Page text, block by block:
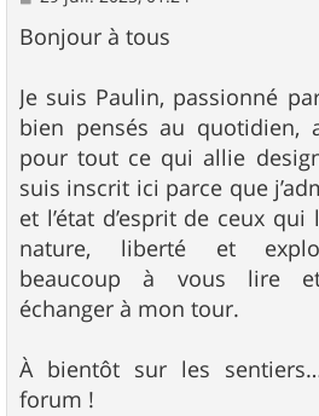
s
s
g
e
Bonjour à tous
Je suis Paulin, passionné
bien pensés au quotidien,
pour tout ce qui allie
suis inscrit ici parce que
et l’état d’esprit de ceux
nature, liberté et
beaucoup à vous lire et
échanger à mon tour.
À bientôt sur les
forum !